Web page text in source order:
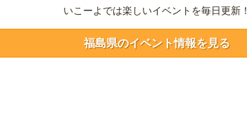
いこーよでは楽しいイベントを毎日更新！
福島県のイベント情報を見る